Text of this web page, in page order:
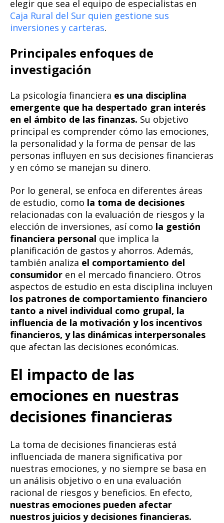
elegir que sea el equipo de especialistas en
Caja Rural del Sur quien gestione sus
inversiones y carteras.
Principales enfoques de
investigación
La psicología financiera es una disciplina
emergente que ha despertado gran interés
en el ámbito de las finanzas. Su objetivo
principal es comprender cómo las emociones,
la personalidad y la forma de pensar de las
personas influyen en sus decisiones financieras
y en cómo se manejan su dinero.
Por lo general, se enfoca en diferentes áreas
de estudio, como la toma de decisiones
relacionadas con la evaluación de riesgos y la
elección de inversiones, así como la gestión
financiera personal que implica la
planificación de gastos y ahorros. Además,
también analiza el comportamiento del
consumidor en el mercado financiero. Otros
aspectos de estudio en esta disciplina incluyen
los patrones de comportamiento financiero
tanto a nivel individual como grupal, la
influencia de la motivación y los incentivos
financieros, y las dinámicas interpersonales
que afectan las decisiones económicas.
El impacto de las
emociones en nuestras
decisiones financieras
La toma de decisiones financieras está
influenciada de manera significativa por
nuestras emociones, y no siempre se basa en
un análisis objetivo o en una evaluación
racional de riesgos y beneficios. En efecto,
nuestras emociones pueden afectar
nuestros juicios y decisiones financieras.